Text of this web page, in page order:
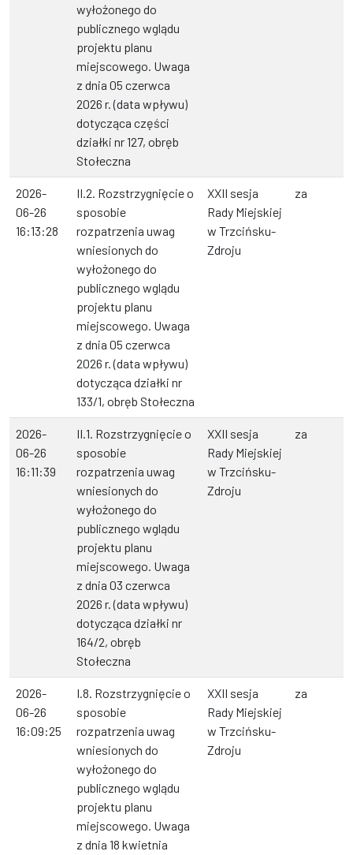
wyłożonego do
publicznego wglądu
projektu planu
miejscowego. Uwaga
z dnia 05 czerwca
2026 r. (data wpływu)
dotycząca części
działki nr 127, obręb
Stołeczna
2026-
06-26
16:13:28
II.2. Rozstrzygnięcie o
sposobie
rozpatrzenia uwag
wniesionych do
wyłożonego do
publicznego wglądu
projektu planu
miejscowego. Uwaga
z dnia 05 czerwca
2026 r. (data wpływu)
dotycząca działki nr
133/1, obręb Stołeczna
XXII sesja
Rady Miejskiej
w Trzcińsku-
Zdroju
za
2026-
06-26
16:11:39
II.1. Rozstrzygnięcie o
sposobie
rozpatrzenia uwag
wniesionych do
wyłożonego do
publicznego wglądu
projektu planu
miejscowego. Uwaga
z dnia 03 czerwca
2026 r. (data wpływu)
dotycząca działki nr
164/2, obręb
Stołeczna
XXII sesja
Rady Miejskiej
w Trzcińsku-
Zdroju
za
2026-
06-26
16:09:25
I.8. Rozstrzygnięcie o
sposobie
rozpatrzenia uwag
wniesionych do
wyłożonego do
publicznego wglądu
projektu planu
miejscowego. Uwaga
z dnia 18 kwietnia
XXII sesja
Rady Miejskiej
w Trzcińsku-
Zdroju
za